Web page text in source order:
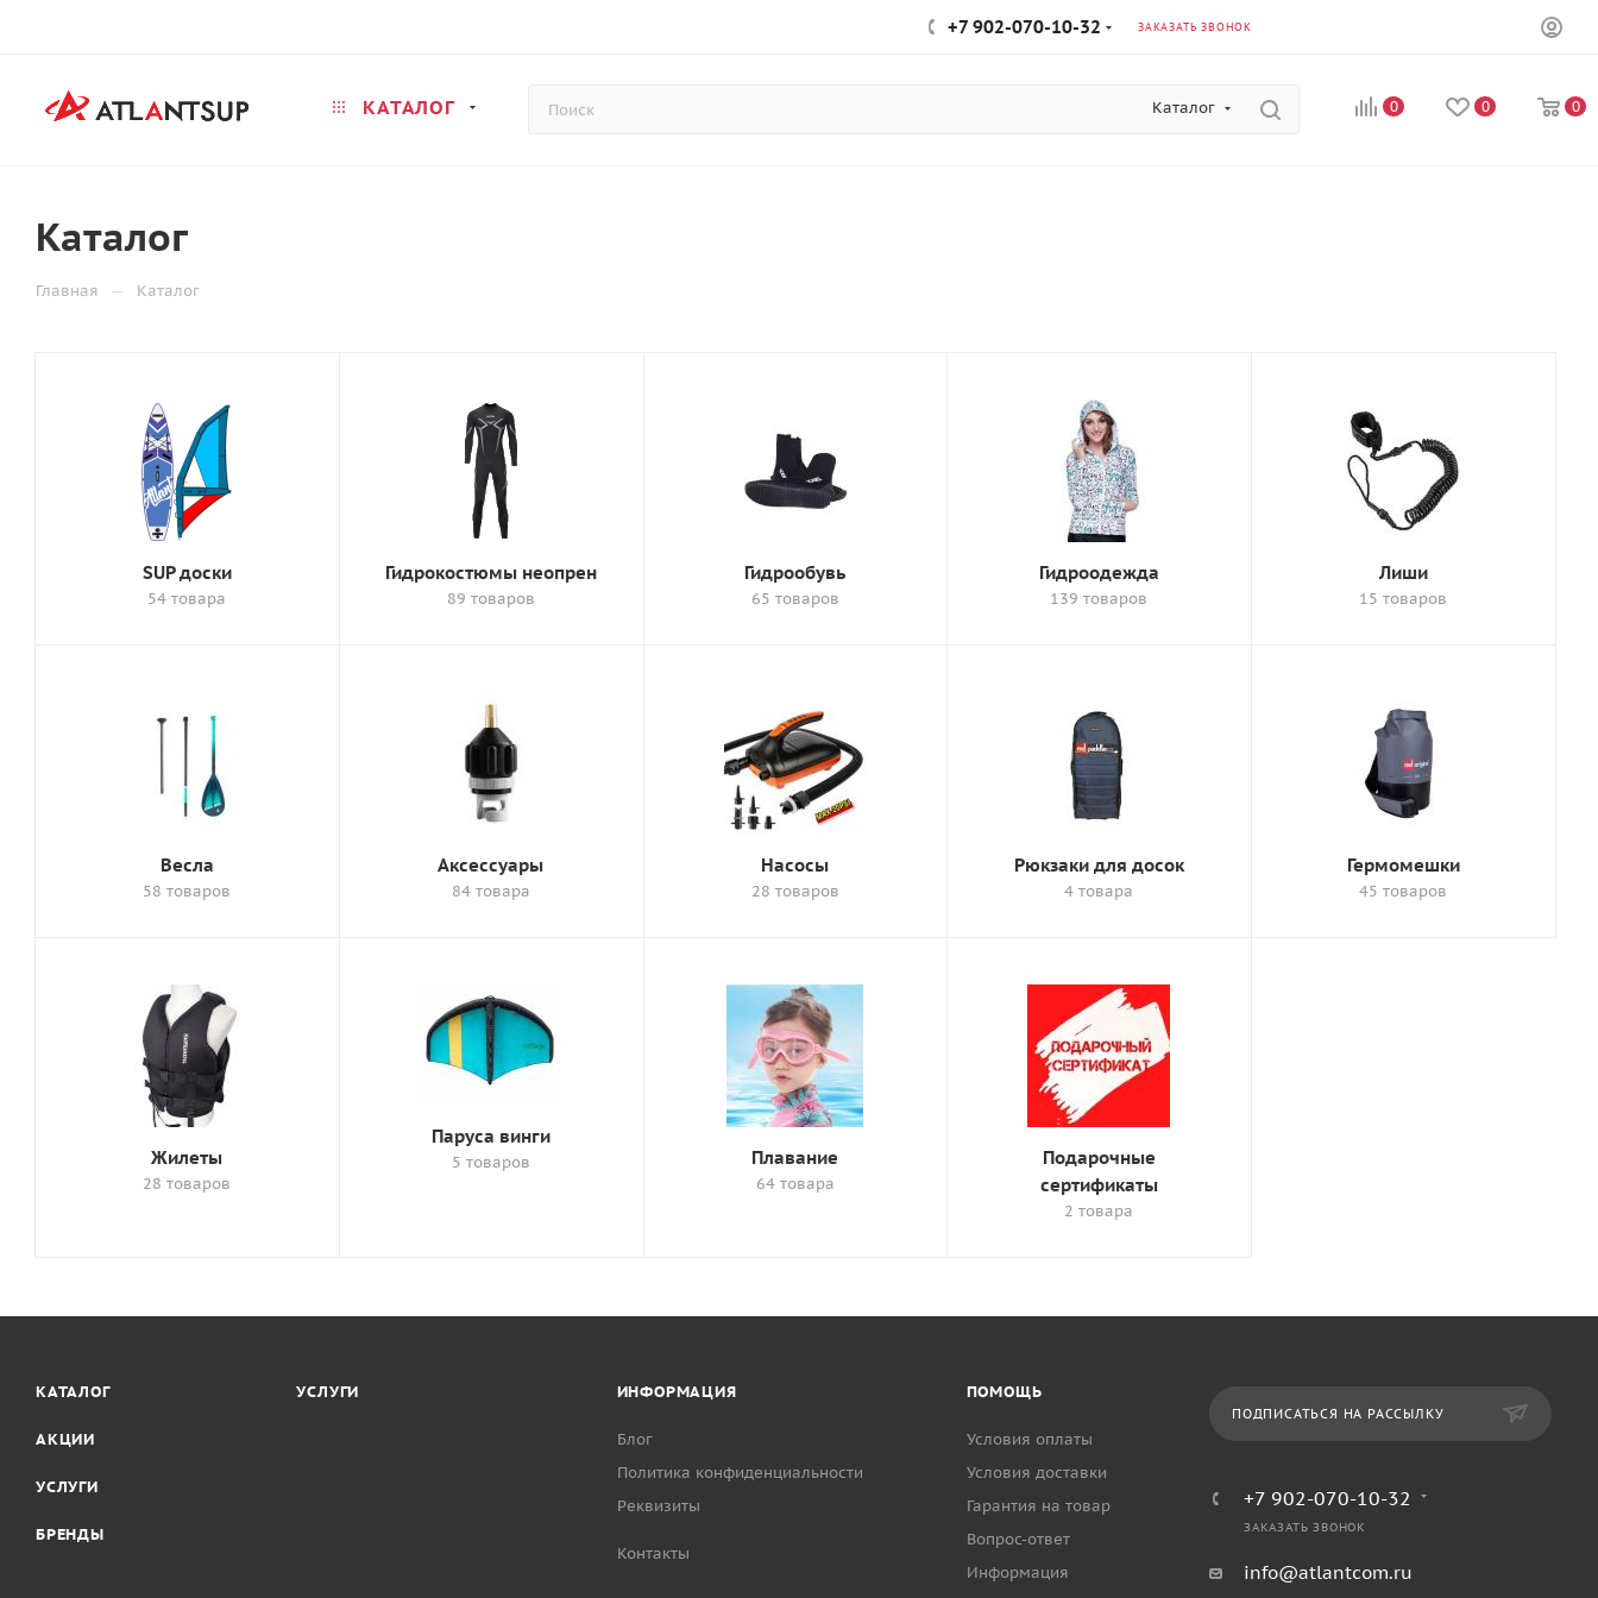
+7 902-070-10-32 ЗАКАЗАТЬ ЗВОНОК
КАТАЛОГ Каталог 0 0 0
Каталог
Главная — Каталог
SUP доски
54 товара
Гидрокостюмы неопрен
89 товаров
Гидрообувь
65 товаров
Гидроодежда
139 товаров
Лиши
15 товаров
Весла
58 товаров
Аксессуары
84 товара
Насосы
28 товаров
Рюкзаки для досок
4 товара
Гермомешки
45 товаров
Жилеты
28 товаров
Паруса винги
5 товаров Плавание
64 товара
Подарочные
сертификаты
2 товара
КАТАЛОГ
АКЦИИ
УСЛУГИ
БРЕНДЫ
УСЛУГИ ИНФОРМАЦИЯ
Блог
Политика конфиденциальности
Реквизиты
Контакты
ПОМОЩЬ
Условия оплаты
Условия доставки
Гарантия на товар
Вопрос-ответ
Информация
ПОДПИСАТЬСЯ НА РАССЫЛКУ
+7 902-070-10-32
ЗАКАЗАТЬ ЗВОНОК
info@atlantcom.ru